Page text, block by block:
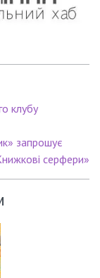
клубу
запрошує
серфери»